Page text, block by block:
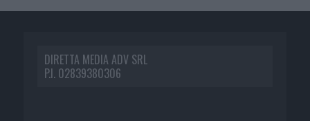
DIRETTA MEDIA ADV SRL
P.I. 02839380306